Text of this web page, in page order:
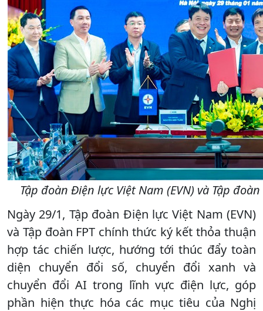
Tập đoàn Điện lực Việt Nam (EVN) và Tập
Ngày 29/1, Tập đoàn Điện lực Việt Nam (EVN)
và Tập đoàn FPT chính thức ký kết thỏa thuận
hợp tác chiến lược, hướng tới thúc đẩy toàn
diện chuyển đổi số, chuyển đổi xanh và
chuyển đổi AI trong lĩnh vực điện lực, góp
phần hiện thực hóa các mục tiêu của Nghị